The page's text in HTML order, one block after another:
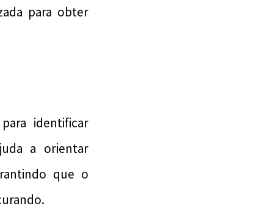
para obter
para identificar
a orientar
que o